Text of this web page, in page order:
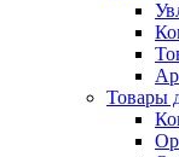
Товары